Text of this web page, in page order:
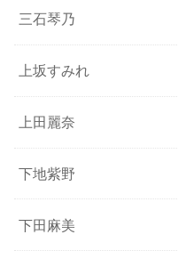
三石琴乃
上坂すみれ
上田麗奈
下地紫野
下田麻美